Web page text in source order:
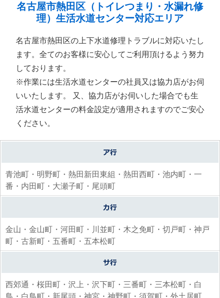
名古屋市熱田区（トイレつまり・水漏れ修
理）生活水道センター対応エリア
名古屋市熱田区の上下水道修理トラブルに対応いたし
ます。全てのお客様に安心してご利用頂けるよう努力
しております。
※作業には生活水道センターの社員又は協力店がお伺
いいたします。 又、協力店がお伺いした場合でも生
活水道センターの料金設定が適用されますのでご安心
ください。
青池町・明野町・熱田新田東組・熱田西町・池内町・一
番・内田町・大瀬子町・尾頭町
金山・金山町・河田町・川並町・木之免町・切戸町・神戸
町・古新町・五番町・五本松町
西郊通・桜田町・沢上・沢下町・三番町・三本松町・白
鳥・白鳥町・新尾頭・神宮・神野町・須賀町・外土居町